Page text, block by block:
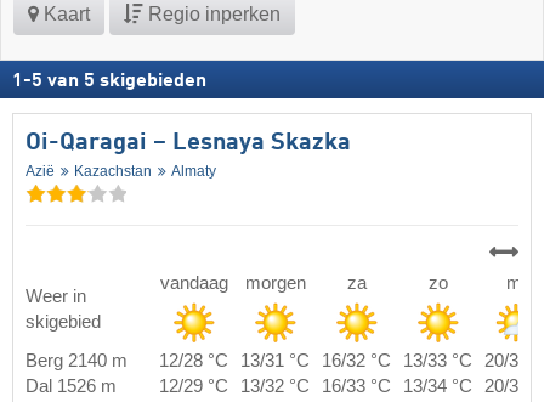
Kaart Regio inperken
1 -5 van 5 skigebieden
Oi-Qaragai – Lesnaya Skazka
Azië Kazachstan Almaty
Weer in
skigebied
vandaag morgen za zo ma
Berg 2140 m 12/28 °C 13/31 °C 16/32 °C 13/33 °C
20/34
Dal 1526 m
12/29 °C 13/32 °C 16/33 °C 13/34 °C 20/35